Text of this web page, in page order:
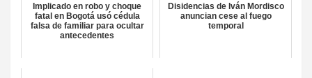
Implicado en robo y choque
fatal en Bogotá usó cédula
falsa de familiar para ocultar
antecedentes
Disidencias de Iván Mordisco
anuncian cese al fuego
temporal